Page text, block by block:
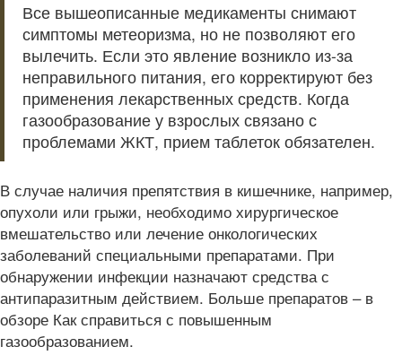
Все вышеописанные медикаменты снимают
симптомы метеоризма, но не позволяют его
вылечить. Если это явление возникло из-за
неправильного питания, его корректируют без
применения лекарственных средств. Когда
газообразование у взрослых связано с
проблемами ЖКТ, прием таблеток обязателен.
В случае наличия препятствия в кишечнике, например,
опухоли или грыжи, необходимо хирургическое
вмешательство или лечение онкологических
заболеваний специальными препаратами. При
обнаружении инфекции назначают средства с
антипаразитным действием. Больше препаратов – в
обзоре Как справиться с повышенным
газообразованием.